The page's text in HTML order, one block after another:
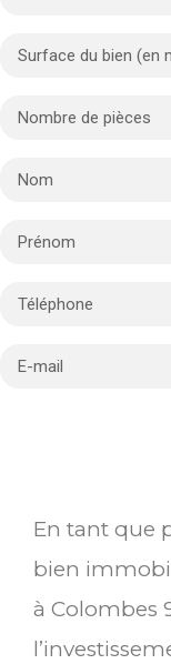
En tant que
bien
à Colombes